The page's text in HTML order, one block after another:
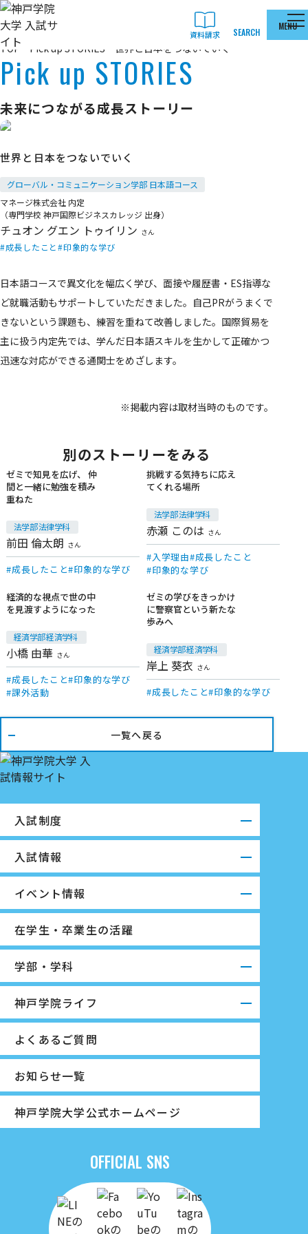
本文へ移動
資料請求 SEARCH
MENU
TOP Pick up STORIES 世界と日本をつないでいく
Pick up STORIES
未来につながる成長ストーリー
世界と日本をつないでいく
グローバル・コミュニケーション学部 日本語コース
マネージ株式会社 内定
（専門学校 神戸国際ビジネスカレッジ 出身）
チュオン グエン トゥイリン さん
成長したこと 印象的な学び
日本語コースで異文化を幅広く学び、面接や履歴書・ES指導な
ど就職活動もサポートしていただきました。自己PRがうまくで
きないという課題も、練習を重ねて改善しました。国際貿易を
主に扱う内定先では、学んだ日本語スキルを生かして正確かつ
迅速な対応ができる通関士をめざします。
※掲載内容は取材当時のものです。
別のストーリーをみる
在学生
ゼミで知見を広げ、 仲
間と一緒に勉強を積み
重ねた
法学部 法律学科
前田 倫太朗 さん
成長したこと 印象的な学び
在学生
挑戦する気持ちに応え
てくれる場所
法学部 法律学科
赤瀬 このは さん
入学理由 成長したこと
印象的な学び
在学生
経済的な視点で世の中
を見渡すようになった
経済学部 経済学科
小橋 由華 さん
成長したこと 印象的な学び
課外活動
在学生
ゼミの学びをきっかけ
に警察官という新たな
歩みへ
経済学部 経済学科
岸上 葵衣 さん
成長したこと 印象的な学び
一覧へ戻る
OFFICIAL SNS
入試制度
入試情報
イベント情報
在学生・卒業生の活躍
学部・学科
神戸学院ライフ
よくあるご質問
お知らせ一覧
神戸学院大学公式ホームページ